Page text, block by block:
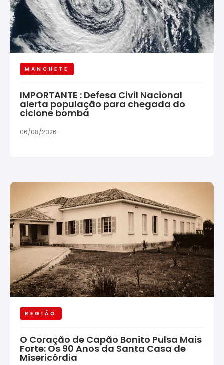
MANCHETE
IMPORTANTE : Defesa Civil Nacional
alerta população para chegada do
ciclone bomba
06/08/2026
REGIÃO
O Coração de Capão Bonito Pulsa Mais
Forte: Os 90 Anos da Santa Casa de
Misericórdia